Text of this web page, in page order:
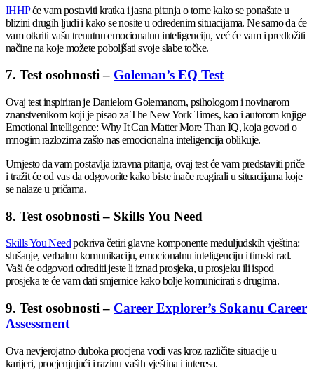
IHHPće vam postaviti kratka i jasna pitanja o tome kako se ponašate u
blizini drugih ljudi i kako se nosite u određenim situacijama. Ne samo da će
vam otkriti vašu trenutnu emocionalnu inteligenciju, već će vam i predložiti
načine na koje možete poboljšati svoje slabe točke.
7. Test osobnosti – Goleman’s EQ Test
Ovaj test inspiriran je Danielom Golemanom, psihologom i novinarom
znanstvenikom koji je pisao za The New York Times, kao i autorom knjige
Emotional Intelligence: Why It Can Matter More Than IQ, koja govori o
mnogim razlozima zašto nas emocionalna inteligencija oblikuje.
Umjesto da vam postavlja izravna pitanja, ovaj test će vam predstaviti priče
i tražit će od vas da odgovorite kako biste inače reagirali u situacijama koje
se nalaze u pričama.
8. Test osobnosti – Skills You Need
Skills You Needpokriva četiri glavne komponente međuljudskih vještina:
slušanje, verbalnu komunikaciju, emocionalnu inteligenciju i timski rad.
Vaši će odgovori odrediti jeste li iznad prosjeka, u prosjeku ili ispod
prosjeka te će vam dati smjernice kako bolje komunicirati s drugima.
9. Test osobnosti – Career Explorer’s Sokanu Career
Assessment
Ova nevjerojatno duboka procjena vodi vas kroz različite situacije u
karijeri, procjenjujući i razinu vaših vještina i interesa.